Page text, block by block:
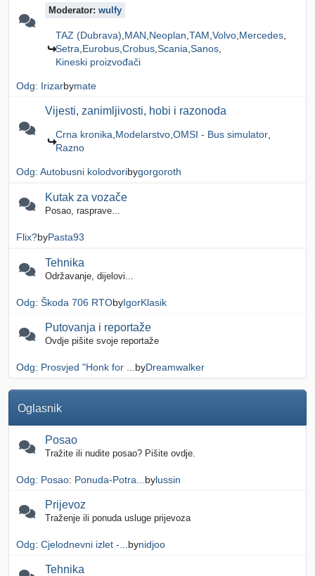
Moderator: wulfy
TAZ (Dubrava) MAN Neoplan TAM Volvo Mercedes
Setra Eurobus Crobus Scania Sanos
Kineski proizvođači
Odg: Irizarbymate
Vijesti, zanimljivosti, hobi i razonoda
Crna kronika Modelarstvo OMSI - Bus simulator
Razno
Odg: Autobusni kolodvoribygorgoroth
Kutak za vozače
Posao, rasprave...
Flix?byPasta93
Tehnika
Održavanje, dijelovi...
Odg: Škoda 706 RTObyIgorKlasik
Putovanja i reportaže
Ovdje pišite svoje reportaže
Odg: Prosvjed "Honk for ... byDreamwalker
Oglasnik
Posao
Tražite ili nudite posao? Pišite ovdje.
Odg: Posao: Ponuda-Potra... bylussin
Prijevoz
Traženje ili ponuda usluge prijevoza
Odg: Cjelodnevni izlet -... bynidjoo
Tehnika